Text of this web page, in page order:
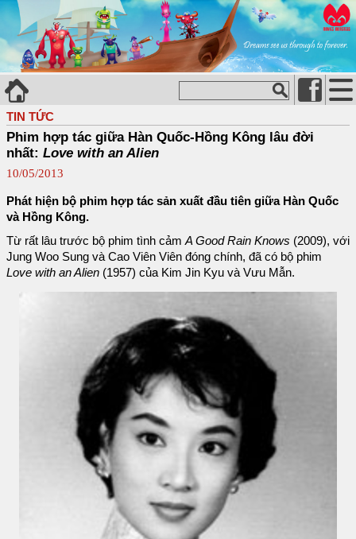
TIN TỨC
Phim hợp tác giữa Hàn Quốc-Hồng Kông lâu đời
nhất: Love with an Alien
10/05/2013
Phát hiện bộ phim hợp tác sản xuất đầu tiên giữa Hàn Quốc
và Hồng Kông.
Từ rất lâu trước bộ phim tình cảm A Good Rain Knows (2009), với
Jung Woo Sung và Cao Viên Viên đóng chính, đã có bộ phim
Love with an Alien (1957) của Kim Jin Kyu và Vưu Mẫn.